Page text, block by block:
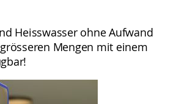
PermoTherm ©
LattoTherm©
Heisswasser ohne Aufwand
Mengen mit einem